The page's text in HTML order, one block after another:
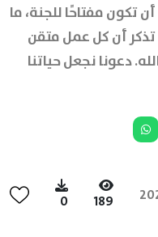
تكون مفتاحًا للجنة، ما
تذكر أن كل عمل متقن
دعونا نجعل حياتنا
189
0